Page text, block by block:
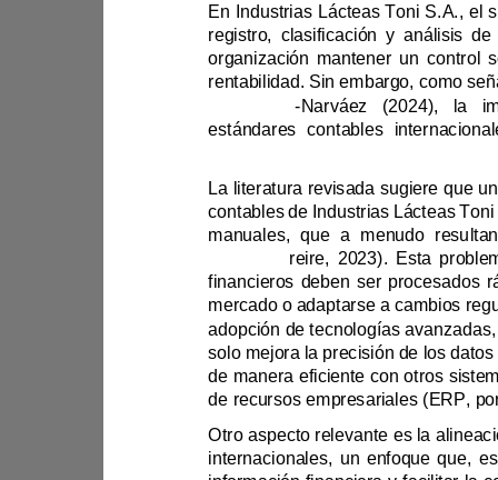
En Industrias
rentabilidad. Sin em
& Moreno-
adopción de tecnologías
de recursos empresariales